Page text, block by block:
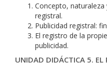
Concepto,
registral.
Publicidad registral:
El registro de la
publicidad.
UNIDAD DIDÁCTICA 5. EL